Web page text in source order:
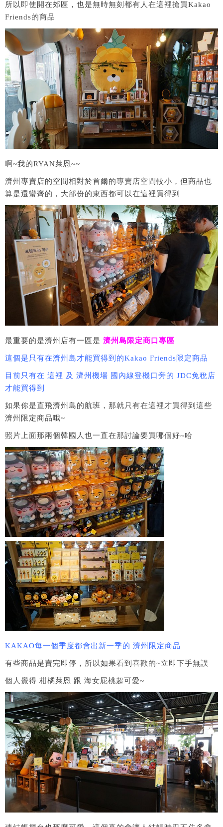
所以即使開在郊區，也是無時無刻都有人在這裡搶買Kakao
Friends的商品
啊~我的RYAN萊恩~~
濟州專賣店的空間相對於首爾的專賣店空間較小，但商品也
算是還蠻齊的，大部份的東西都可以在這裡買得到
最重要的是濟州店有一區是 濟州島限定商口專區
這個是只有在濟州島才能買得到的Kakao Friends限定商品
目前只有在 這裡 及 濟州機場 國內線登機口旁的 JDC免稅店
才能買得到
如果你是直飛濟州島的航班，那就只有在這裡才買得到這些
濟州限定商品哦~
照片上面那兩個韓國人也一直在那討論要買哪個好~哈
KAKAO每一個季度都會出新一季的 濟州限定商品
有些商品是賣完即停，所以如果看到喜歡的~立即下手無誤
個人覺得 柑橘萊恩 跟 海女屁桃超可愛~